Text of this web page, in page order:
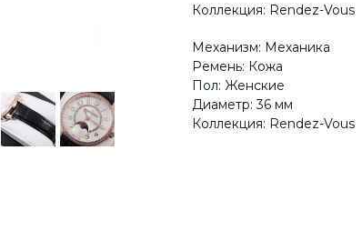
Коллекция: Rendez-Vous
Механизм: Механика
Ремень: Кожа
Пол: Женские
Диаметр: 36 мм
Коллекция: Rendez-Vous